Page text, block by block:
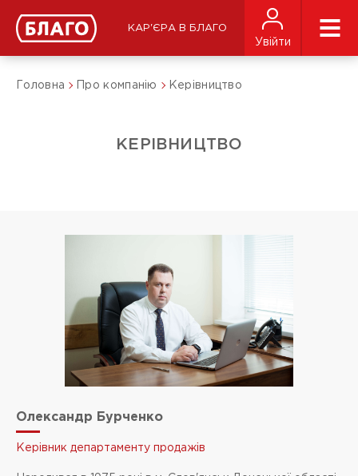
КАР'ЄРА В БЛАГО
Увійти
Головна Про компанію Керівництво
КЕРІВНИЦТВО
Олександр Бурченко
Керівник департаменту продажів